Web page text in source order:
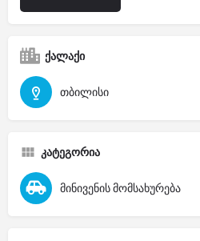
ქალაქი
თბილისი
კატეგორია
მინივენის მომსახურება